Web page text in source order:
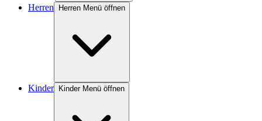
Herren Herren Menü öffnen
Kinder Kinder Menü öffnen